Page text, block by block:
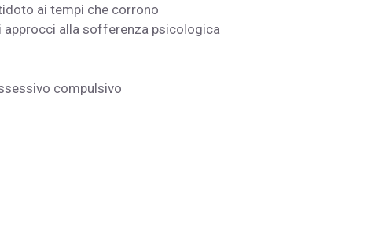
ai tempi che corrono
alla sofferenza psicologica
compulsivo